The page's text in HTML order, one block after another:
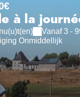
à la
Vanaf 3 -
Onmiddellijk